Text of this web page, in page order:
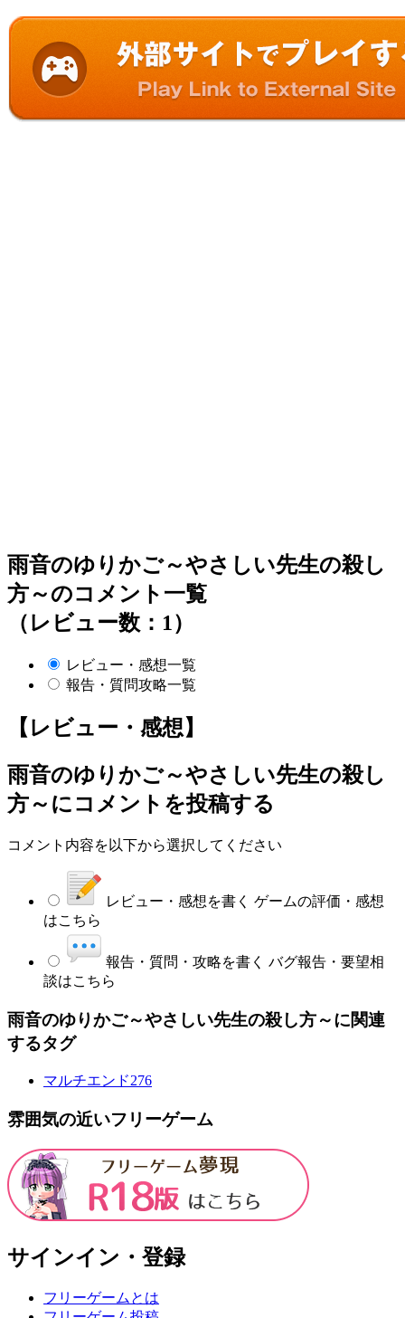
雨音のゆりかご～やさしい先生の殺し
方～のコメント一覧
（レビュー数：1）
レビュー・感想一覧
報告・質問攻略一覧
【レビュー・感想】
雨音のゆりかご～やさしい先生の殺し
方～ にコメントを投稿する
コメント内容を以下から選択してください
レビュー・感想を書く ゲームの評価・感想
はこちら
報告・質問・攻略を書く バグ報告・要望相
談はこちら
雨音のゆりかご～やさしい先生の殺し方～に関連
するタグ
マルチエンド276
雰囲気の近いフリーゲーム
サインイン・登録
フリーゲームとは